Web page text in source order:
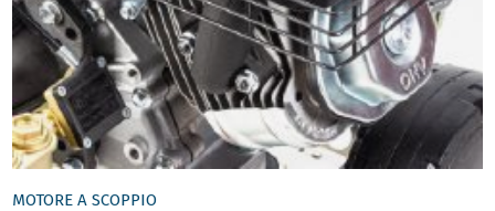
MOTORE A SCOPPIO